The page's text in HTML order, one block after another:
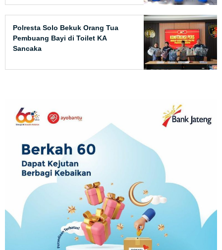
Polresta Solo Bekuk Orang Tua
Pembuang Bayi di Toilet KA
Sancaka